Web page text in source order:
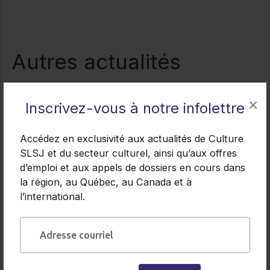
Inscrivez-vous à notre infolettre
Accédez en exclusivité aux actualités de Culture
SLSJ et du secteur culturel, ainsi qu’aux offres
d’emploi et aux appels de dossiers en cours dans
la région, au Québec, au Canada et à
l’international.
×
Autres actualités
À ne pas manquer
30.07.2026
Entrepreneuriat culturel — Plan
d’affaires artistique : un nouvel outil
pour structurer vos projets |